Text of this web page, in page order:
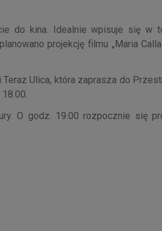
do kina. Idealnie wpisuje się w
projekcję filmu „Maria
Ulica, która zaprasza do
O godz. 19.00 rozpocznie się